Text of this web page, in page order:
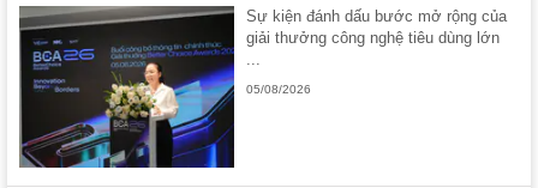
Sự kiện đánh dấu bước mở rộng của
giải thưởng công nghệ tiêu dùng lớn
...
05/08/2026